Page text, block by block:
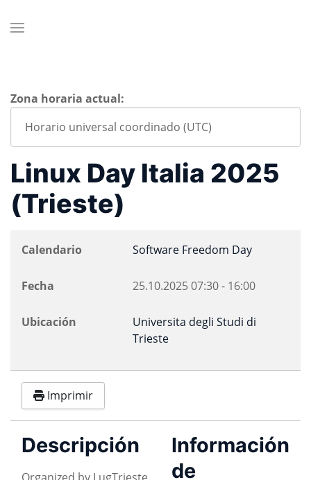
Zona horaria actual:
Linux Day Italia 2025
(Trieste)
Calendario Software Freedom Day
Fecha 25.10.202507:30- 16:00
Ubicación
Universita degli Studi di
Trieste
Imprimir
Descripción
Información
de